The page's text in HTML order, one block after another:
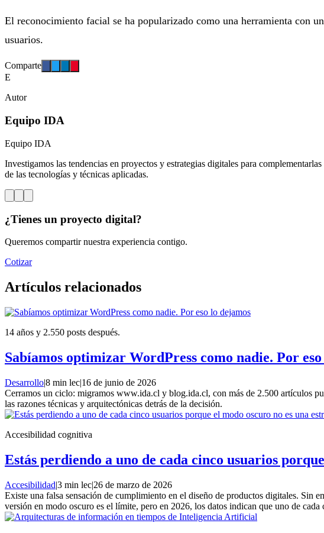
El reconocimiento facial se ha popularizado como una herramienta con
usuarios.
Comparte
E
Autor
Equipo IDA
Equipo IDA
Investigamos las tendencias en proyectos y estrategias digitales para
de las tecnologías y técnicas aplicadas.
¿Tienes un proyecto digital?
Queremos compartir nuestra experiencia contigo.
Cotizar
Artículos relacionados
14 años y 2.550 posts después.
Sabíamos optimizar WordPress como nadie. Por
Desarrollo|8 min lec|16 de junio de 2026
Cerramos un ciclo: migramos www.ida.cl y blog.ida.cl, con más de 2.500 artículos
las razones técnicas y arquitectónicas detrás de la decisión.
Accesibilidad cognitiva
Estás perdiendo a uno de cada cinco usuarios
Accesibilidad|3 min lec|26 de marzo de 2026
Existe una falsa sensación de cumplimiento en el diseño de productos digitales. Sin
versión en modo oscuro es el límite, pero en 2026, los datos indican que uno de